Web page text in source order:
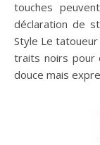
touches
déclaration de
Style Le
traits noirs pour
douce mais